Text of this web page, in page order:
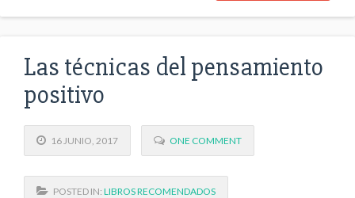
Las técnicas del pensamiento
positivo
16 JUNIO, 2017 ONE COMMENT
POSTED IN: LIBROS RECOMENDADOS